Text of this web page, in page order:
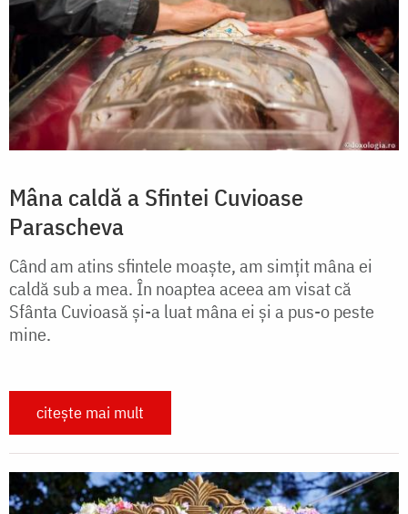
Mâna caldă a Sfintei Cuvioase
Parascheva
Când am atins sfintele moaşte, am simţit mâna ei
caldă sub a mea. În noaptea aceea am visat că
Sfânta Cuvioasă şi-a luat mâna ei şi a pus-o peste
mine.
citește mai mult